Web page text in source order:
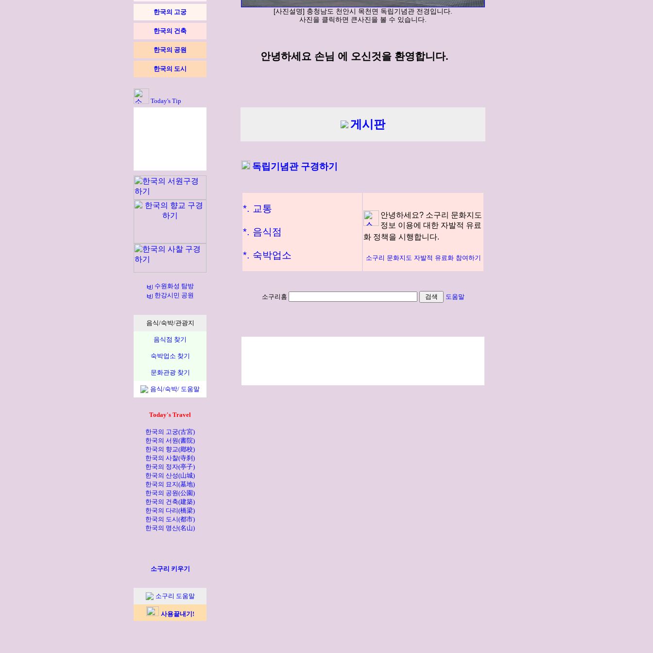
한국의 고궁
한국의 건축
한국의 공원
한국의 도시
Today's Tip
수원화성 탐방
한강시민 공원
음식/숙박/관광지
음식점 찾기
숙박업소 찾기
문화관광 찾기
음식/숙박/ 도움말
Today's Travel
한국의 고궁(古宮)
한국의 서원(書院)
한국의 향교(鄕校)
한국의 사찰(寺刹)
한국의 정자(亭子)
한국의 산성(山城)
한국의 묘지(墓地)
한국의 공원(公園)
한국의 건축(建築)
한국의 다리(橋梁)
한국의 도시(都市)
한국의 명산(名山)
소구리 키우기
소구리 도움말
사용끝내기!
[사진설명] 충청남도 천안시 목천면 독립기념관 전경입니다.
사진을 클릭하면 큰사진을 볼 수 있습니다.
안녕하세요 손님 에 오신것을 환영합니다.
게시판
독립기념관 구경하기
*. 교통
*. 음식점
*. 숙박업소
안녕하세요? 소구리 문화지도
정보 이용에 대한 자발적 유료
화 정책을 시행합니다.
소구리 문화지도 자발적 유료화 참여하기
소구리홈 도움말